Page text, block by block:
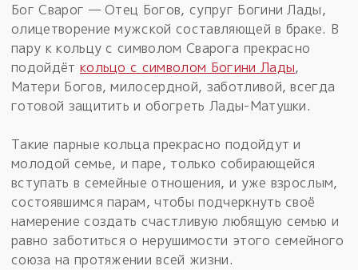
Бог Сварог — Отец Богов, супруг Богини Лады,
олицетворение мужской составляющей в браке. В
пару к кольцу с символом Сварога прекрасно
подойдёт кольцо с символом Богини Лады,
Матери Богов, милосердной, заботливой, всегда
готовой защитить и обогреть Лады-Матушки.
Такие парные кольца прекрасно подойдут и
молодой семье, и паре, только собирающейся
вступать в семейные отношения, и уже взрослым,
состоявшимся парам, чтобы подчеркнуть своё
намерение создать счастливую любящую семью и
равно заботиться о нерушимости этого семейного
союза на протяжении всей жизни.